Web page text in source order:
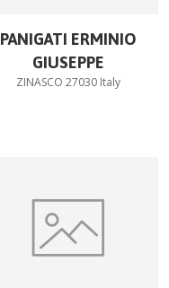
PANIGATI ERMINIO
GIUSEPPE
ZINASCO 27030 Italy